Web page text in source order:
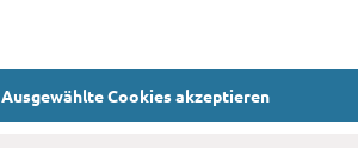
Ausgewählte Cookies akzeptieren